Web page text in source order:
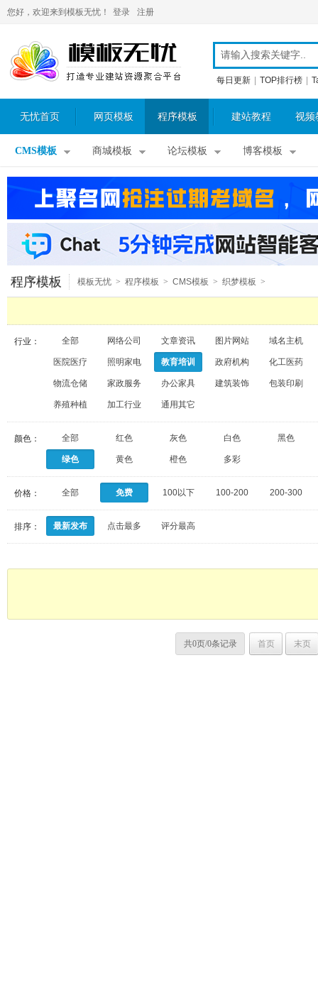
您好，欢迎来到模板无忧！ 登录 注册
每日更新 TOP排行榜
无忧首页 网页模板 程序模板 建站教程 视频
CMS模板 商城模板 论坛模板 博客模板
程序模板 模板无忧 > 程序模板 > CMS模板 > 织梦模板 >
行业： 全部 网络公司 文章资讯 图片网站 域名主机
医院医疗 照明家电 教育培训 政府机构 化工医药
物流仓储 家政服务 办公家具 建筑装饰 包装印刷
养殖种植 加工行业 通用其它
颜色： 全部 红色 灰色 白色 黑色
绿色 黄色 橙色 多彩
价格： 全部 免费 100以下 100-200 200-300
排序： 最新发布 点击最多 评分最高
共0页/0条记录 首页 末页